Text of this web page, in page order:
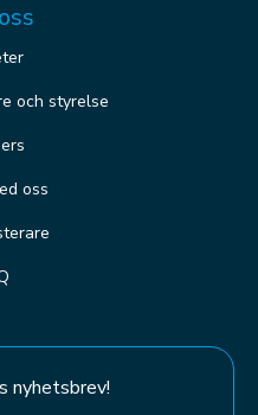
och styrelse
oss
nyhetsbrev!